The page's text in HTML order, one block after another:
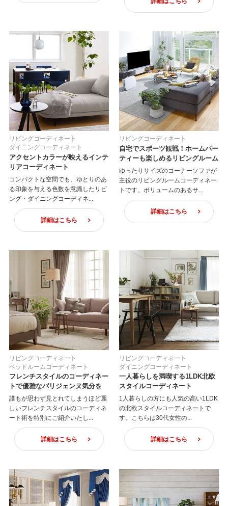
リビングコーディネート
ダイニングコーディネート
アクセントカラーが映えるインテ
リアコーディネート
コンパクトな空間でも、ゆとりのあ
る印象を与える色数を意識したリビ
ング・ダイニングコーディネ...
詳細はこちら
リビングコーディネート
自宅でスポーツ観戦！ホームパー
ティーも楽しめるリビングルーム
ゆったりサイズのコーナーソファが
主役のリビングルームコーディネー
トです。ボリュームのあるサ...
詳細はこちら
リビングコーディネート
ベッドルームコーディネート
フレンチスタイルのコーディネー
トで優雅なパリジェンヌ気分を
誰もが思わず見とれてしまうほど麗
しいフレンチスタイルのコーディネ
ート術を特別にご紹介いたし...
詳細はこちら
リビングコーディネート
ダイニングコーディネート
一人暮らしを満喫する1LDK北欧
スタイルコーディネート
1人暮らしの方にも人気の高い1LDK
の北欧スタイルコーディネートで
す。こちらは30代女性の...
詳細はこちら